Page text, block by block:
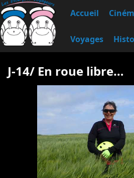
Accueil
Voyages
J-14/ En roue libre…